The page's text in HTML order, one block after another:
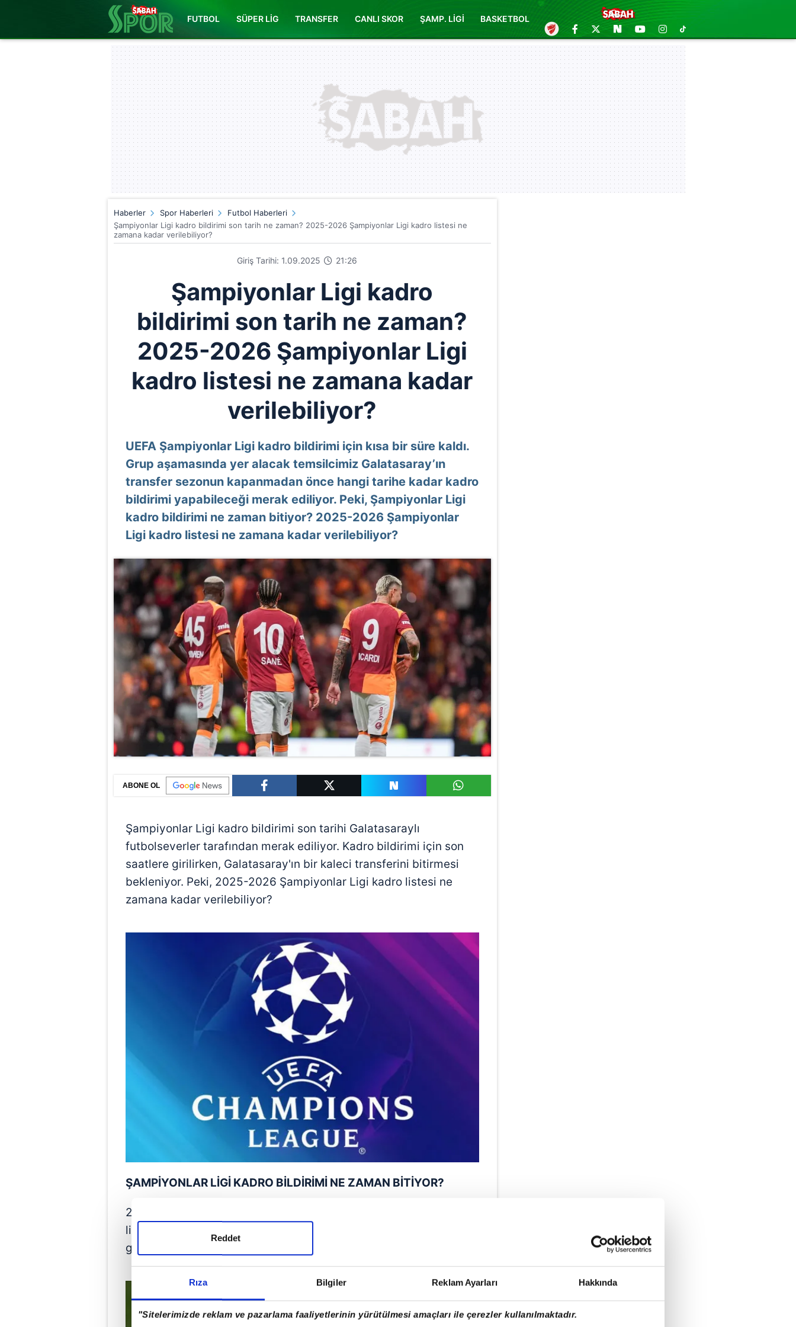
Rıza Bilgiler Reklam Ayarları Hakkında
"Sitelerimizde reklam ve pazarlama faaliyetlerinin yürütülmesi amaçları ile çerezler kullanılmaktadır.
Reddet
FUTBOL SÜPER LİG TRANSFER CANLI SKOR ŞAMP. LİGİ BASKETBOL
Haberler Spor Haberleri
Futbol Haberleri
Şampiyonlar Ligi kadro bildirimi son tarih ne zaman? 2025-2026 Şampiyonlar Ligi kadro listesi ne
zamana kadar verilebiliyor?
Giriş Tarihi: 1.09.2025 21:26
Şampiyonlar Ligi kadro
bildirimi son tarih ne zaman?
2025-2026 Şampiyonlar Ligi
kadro listesi ne zamana kadar
verilebiliyor?
UEFA Şampiyonlar Ligi kadro bildirimi için kısa bir süre kaldı.
Grup aşamasında yer alacak temsilcimiz Galatasaray’ın
transfer sezonun kapanmadan önce hangi tarihe kadar kadro
bildirimi yapabileceği merak ediliyor. Peki, Şampiyonlar Ligi
kadro bildirimi ne zaman bitiyor? 2025-2026 Şampiyonlar
Ligi kadro listesi ne zamana kadar verilebiliyor?
ABONE OL
Şampiyonlar Ligi kadro bildirimi son tarihi Galatasaraylı
futbolseverler tarafından merak ediliyor. Kadro bildirimi için son
saatlere girilirken, Galatasaray'ın bir kaleci transferini bitirmesi
bekleniyor. Peki, 2025-2026 Şampiyonlar Ligi kadro listesi ne
zamana kadar verilebiliyor?
ŞAMPİYONLAR LİGİ KADRO BİLDİRİMİ NE ZAMAN BİTİYOR?
2025-2026 Şampiyonlar Ligi kadro bildirimleri için kulüplerin A
listesi ve B listesini en geç 2 Eylül 2025'i 3 Eylül 2025'e bağlayan
gece saat 01.00'e kadar UEFA'ya bildirmesi gerekiyor.